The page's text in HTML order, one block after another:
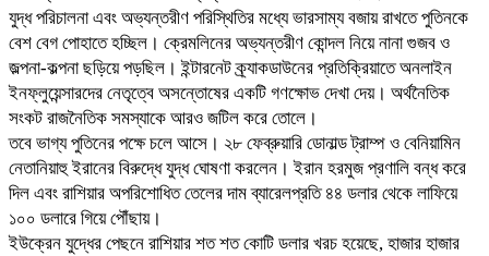
যুদ্ধ পরিচালনা এবং অভ্যন্তরীণ পরিস্থিতির মধ্যে ভারসাম্য বজায় রাখতে পুতিনকে
বেশ বেগ পোহাতে হচ্ছিল। ক্রেমলিনের অভ্যন্তরীণ কোন্দল নিয়ে নানা গুজব ও
জল্পনা-কল্পনা ছড়িয়ে পড়ছিল। ইন্টারনেট ক্র্যাকডাউনের প্রতিক্রিয়াতে অনলাইন
ইনফ্লুয়েন্সারদের নেতৃত্বে অসন্তোষের একটি গণক্ষোভ দেখা দেয়। অর্থনৈতিক
সংকট রাজনৈতিক সমস্যাকে আরও জটিল করে তোলে।
তবে ভাগ্য পুতিনের পক্ষে চলে আসে। ২৮ ফেব্রুয়ারি ডোনাল্ড ট্রাম্প ও বেনিয়ামিন
নেতানিয়াহু ইরানের বিরুদ্ধে যুদ্ধ ঘোষণা করলেন। ইরান হরমুজ প্রণালি বন্ধ করে
দিল এবং রাশিয়ার অপরিশোধিত তেলের দাম ব্যারেলপ্রতি ৪৪ ডলার থেকে লাফিয়ে
১০০ ডলারে গিয়ে পৌঁছায়।
ইউক্রেন যুদ্ধের পেছনে রাশিয়ার শত শত কোটি ডলার খরচ হয়েছে, হাজার হাজার